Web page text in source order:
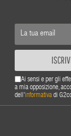
Ai sensi e per gli
a mia opposizione,
dell'informativa di